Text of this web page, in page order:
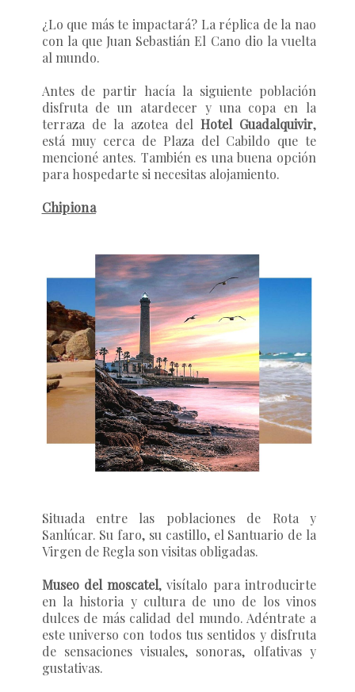
¿Lo que más te impactará? La réplica de la nao
con la que Juan Sebastián El Cano dio la vuelta
al mundo.
Antes de partir hacía la siguiente población
disfruta de un atardecer y una copa en la
terraza de la azotea del Hotel Guadalquivir,
está muy cerca de Plaza del Cabildo que te
mencioné antes. También es una buena opción
para hospedarte si necesitas alojamiento.
Chipiona
Situada entre las poblaciones de Rota y
Sanlúcar. Su faro, su castillo, el Santuario de la
Virgen de Regla son visitas obligadas.
Museo del moscatel, visítalo para introducirte
en la historia y cultura de uno de los vinos
dulces de más calidad del mundo. Adéntrate a
este universo con todos tus sentidos y disfruta
de sensaciones visuales, sonoras, olfativas y
gustativas.